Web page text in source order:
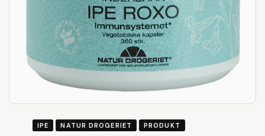
IPE NATUR DROGERIET PRODUKT